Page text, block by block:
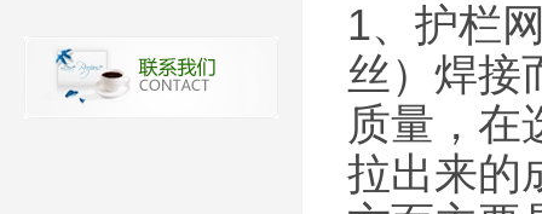
1、护栏
丝）焊接
质量，在
拉出来的